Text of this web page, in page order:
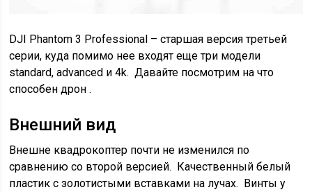
DJI Phantom 3 Professional – старшая версия третьей
серии, куда помимо нее входят еще три модели
standard, advanced и 4k. Давайте посмотрим на что
способен дрон .
Внешний вид
Внешне квадрокоптер почти не изменился по
сравнению со второй версией. Качественный белый
пластик с золотистыми вставками на лучах. Винты у